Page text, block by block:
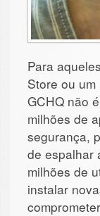
Para
Store ou
GCHQ não
milhões de
segurança,
de espalhar
milhões de
instalar